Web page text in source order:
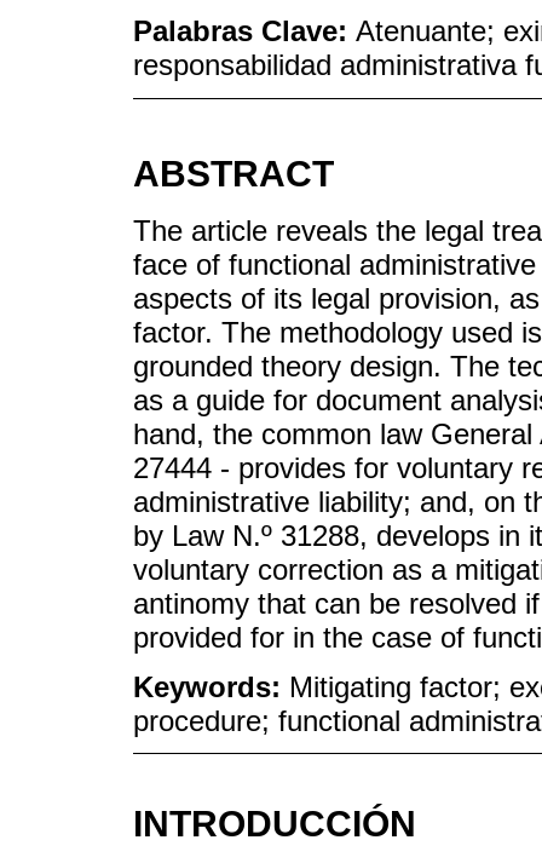
Palabras Clave: Atenuante;
responsabilidad administrativa
ABSTRACT
The article reveals the legal
face of functional
aspects of its legal provision,
factor. The methodology used
grounded theory design. The
as a guide for document
hand, the common law
27444 - provides for voluntary
administrative liability; and, on
by Law N.º 31288, develops in
voluntary correction as a
antinomy that can be resolved
provided for in the case of
Keywords: Mitigating factor;
procedure; functional
INTRODUCCIÓN